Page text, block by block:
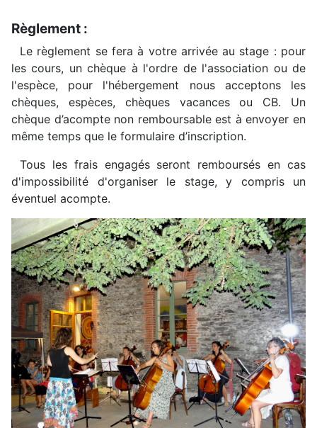
Règlement :
Le règlement se fera à votre arrivée au stage : pour
les cours, un chèque à l'ordre de l'association ou de
l'espèce, pour l'hébergement nous acceptons les
chèques, espèces, chèques vacances ou CB. Un
chèque d’acompte non remboursable est à envoyer en
même temps que le formulaire d’inscription.
Tous les frais engagés seront remboursés en cas
d'impossibilité d'organiser le stage, y compris un
éventuel acompte.